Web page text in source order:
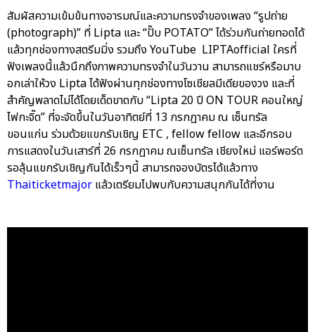
สัมผัสความเข้มข้นทางอารมณ์และความทรงจำของเพลง “รูปถ่าย
(photograph)” ที่ Lipta และ “ปั๊บ POTATO” ได้ร่วมกันถ่ายทอดได้
แล้วทุกช่องทางสตรีมมิ่ง รวมถึง YouTube LIPTAofficial ใครที่
ฟังเพลงนี้แล้วนึกถึงภาพความทรงจำในวันวาน สามารถแชร์หรือมาบ
อกเล่าให้วง Lipta ได้ฟังผ่านทุกช่องทางโซเชียลมีเดียของวง และที่
สำคัญพลาดไม่ได้โดยเด็ดขาดกับ “Lipta 20 ปี ON TOUR คอนใหญ่
ไฟกะจิ๊ด” ที่จะจัดขึ้นในวันอาทิตย์ที่ 13 กรกฏาคม ณ เซ็นทรัล
ขอนแก่น ร่วมด้วยแขกรับเชิญ ETC , fellow fellow และอีกรอบ
การแสดงในวันเสาร์ที่ 26 กรกฏาคม ณเซ็นทรัล เชียงใหม่ แอร์พอร์ต
รอลุ้นแขกรับเชิญกันได้เร็วๆนี้ สามารถจองบัตรได้แล้วทาง
Thaiticketmajor แล้วเตรียมไปพบกับความสนุกกันได้ที่งาน